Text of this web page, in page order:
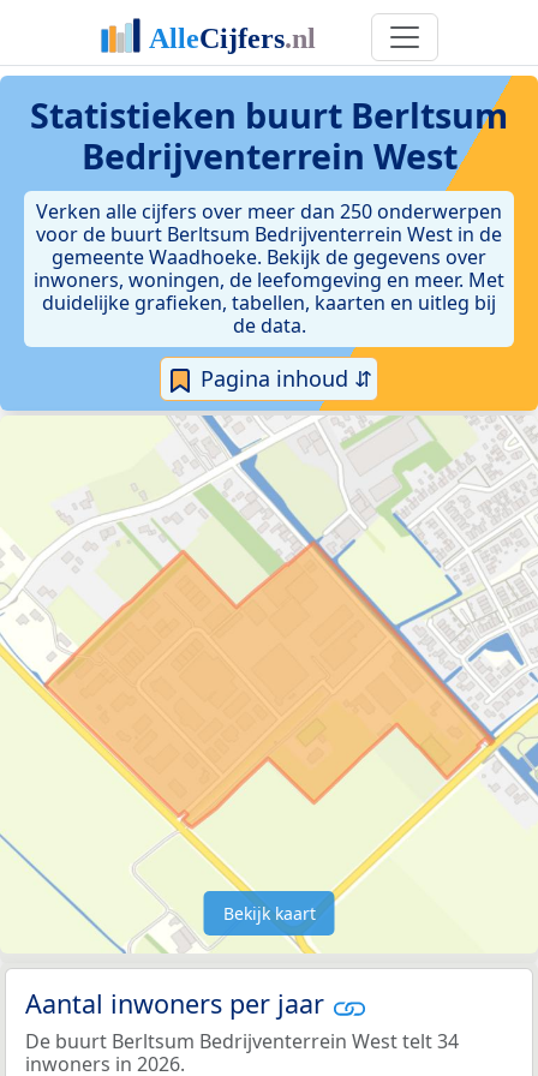
Statistieken buurt Berltsum
Bedrijventerrein West
Verken alle cijfers over meer dan 250 onderwerpen
voor de buurt Berltsum Bedrijventerrein West in de
gemeente Waadhoeke. Bekijk de gegevens over
inwoners, woningen, de leefomgeving en meer. Met
duidelijke grafieken, tabellen, kaarten en uitleg bij
de data.
Pagina inhoud ⇵
Bekijk kaart
Aantal inwoners per jaar
De buurt Berltsum Bedrijventerrein West telt 34
inwoners in 2026.